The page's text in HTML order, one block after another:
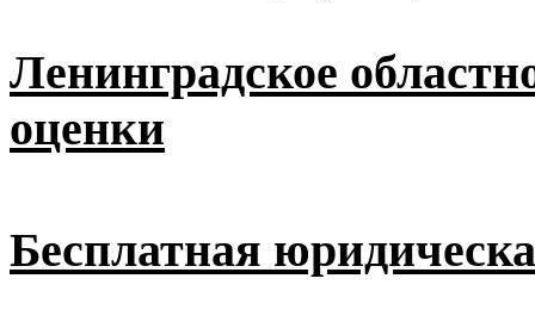
Ленинградское
оценки
Бесплатная